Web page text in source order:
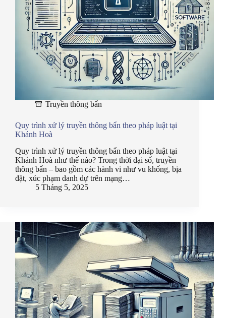
Truyền thông bẩn
Quy trình xử lý truyền thông bẩn theo pháp luật tại
Khánh Hoà
Quy trình xử lý truyền thông bẩn theo pháp luật tại
Khánh Hoà như thế nào? Trong thời đại số, truyền
thông bẩn – bao gồm các hành vi như vu khống, bịa
đặt, xúc phạm danh dự trên mạng…
5 Tháng 5, 2025